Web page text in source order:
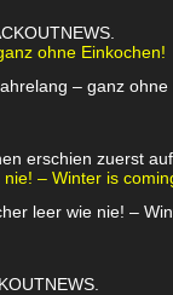
ohne Einkochen!
– ganz
erschien zuerst auf
– Winter is
leer wie nie! –